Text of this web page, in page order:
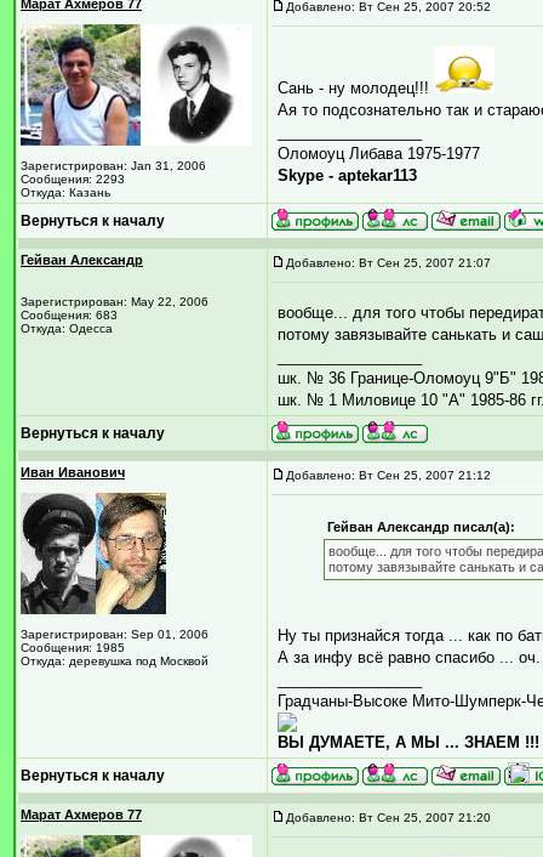
Марат Ахмеров 77
Зарегистрирован: Jan 31, 2006
Сообщения: 2293
Откуда: Казань
Добавлено: Вт Сен 25, 2007 20:52
Сань - ну молодец!!!
Ая то подсознательно так и
Оломоуц Либава 1975-1977
Skype - aptekar113
Вернуться к началу
Гейван Александр
Зарегистрирован: May 22, 2006
Сообщения: 683
Откуда: Одесса
Добавлено: Вт Сен 25, 2007 21:07
вообще... для того чтобы
потому завязывайте санькать и
шк. № 36 Границе-Оломоуц 9"Б"
шк. № 1 Миловице 10 "А" 1985-86
Вернуться к началу
Иван Иванович
Зарегистрирован: Sep 01, 2006
Сообщения: 1985
Откуда: деревушка под Москвой
Добавлено: Вт Сен 25, 2007 21:12
Гейван Александр писал(а):
вообще... для того чтобы
потому завязывайте санькать и
Ну ты признайся тогда ... как по
А за инфу всё равно спасибо ...
Градчаны-Высоке Мито-Шумперк-
ВЫ ДУМАЕТЕ, А МЫ ... ЗНАЕМ !!!
Вернуться к началу
Марат Ахмеров 77 Добавлено: Вт Сен 25, 2007 21:20